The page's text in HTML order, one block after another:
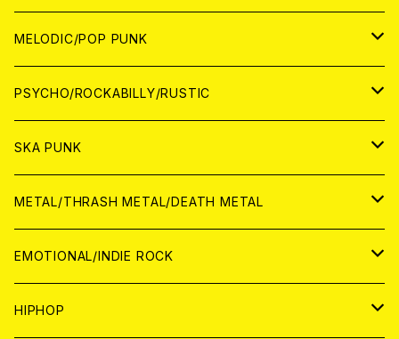
アナログ
CD
WORLD
アナログ
CD
MELODIC/POP PUNK
JAPAN
CD
ANALOG
WORLD
CD
ANALOG
PSYCHO/ROCKABILLY/RUSTIC
JAPAN
CD
ANALOG
WORLD
CD
ANALOG
SKA PUNK
JAPAN
CD
ANALOG
WORLD
CD
METAL/THRASH METAL/DEATH METAL
JAPAN
CD
WORLD
EMOTIONAL/INDIE ROCK
JAPAN
HIPHOP